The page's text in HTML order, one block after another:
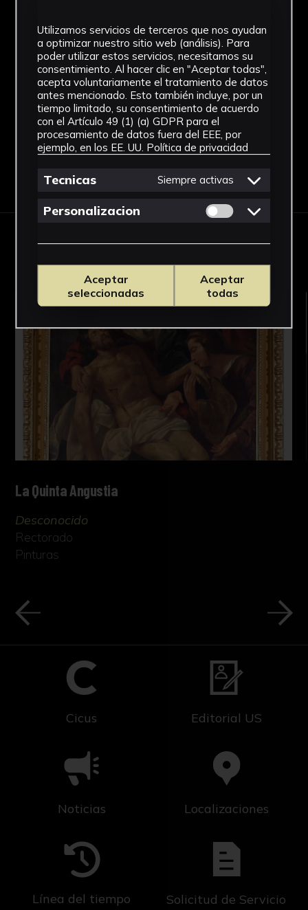
SF
Fondo
Sin fondo
Descargar Ficha
OBRAS RELACIONADAS
La Quinta Angustia
Desconocido
Rectorado
Pinturas
Cicus Editorial US
Noticias Localizaciones
Línea del tiempo Solicitud de Servicio
Utilizamos servicios de terceros que nos ayudan
a optimizar nuestro sitio web (análisis). Para
poder utilizar estos servicios, necesitamos su
consentimiento. Al hacer clic en "Aceptar todas",
acepta voluntariamente el tratamiento de datos
antes mencionado. Esto también incluye, por un
tiempo limitado, su consentimiento de acuerdo
con el Artículo 49 (1) (a) GDPR para el
procesamiento de datos fuera del EEE, por
ejemplo, en los EE. UU. Política de privacidad
Tecnicas Siempre activas
Personalizacion Permitir cookies
Aceptar
seleccionadas
Aceptar
todas